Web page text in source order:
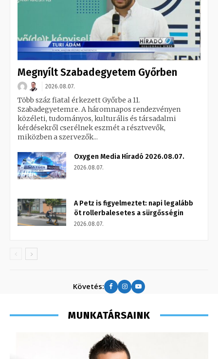
Megnyílt Szabadegyetem Győrben
2026.08.07.
Több száz fiatal érkezett Győrbe a 11.
Szabadegyetemre. A háromnapos rendezvényen
közéleti, tudományos, kulturális és társadalmi
kérdésekről cserélnek eszmét a résztvevők,
miközben a szervezők...
Oxygen Media Híradó 2026.08.07.
2026.08.07.
A Petz is figyelmeztet: napi legalább
öt rollerbalesetes a sürgősségin
2026.08.07.
Követés:
MUNKATÁRSAINK